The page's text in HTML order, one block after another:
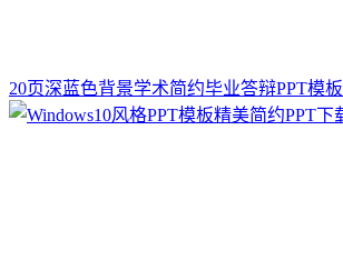
20页深蓝色背景学术简约毕业答辩PPT模板